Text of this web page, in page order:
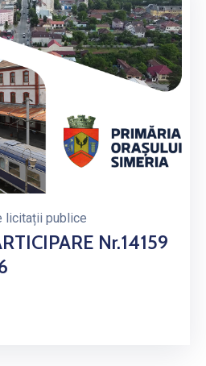
licitații publice
Nr.14159